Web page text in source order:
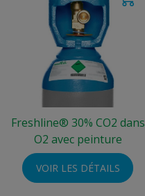
Freshline® 30% CO2 dans
O2 avec peinture
VOIR LES DÉTAILS